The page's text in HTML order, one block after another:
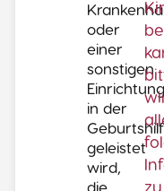
oder
einer
sonstigen
Einrichtung,
in der
geleistet
wird,
die
zu